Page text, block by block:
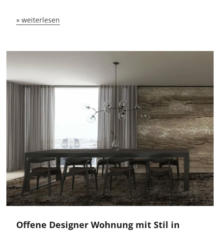
» weiterlesen
Offene Designer Wohnung mit Stil in